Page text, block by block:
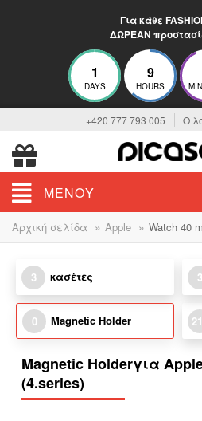
Για κάθε
ΔΩΡΕΑΝ
1
DAYS
9
HOURS
+420 777 793 005 Ο
ΜΕΝΟΎ
Αρχική σελίδα » Apple » Watch 40
3 κασέτες 3
0 Magnetic Holder
Magnetic Holderγια
(4.series)